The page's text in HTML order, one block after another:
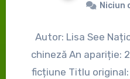
Niciun
Autor: Lisa See
chineză An apariție:
ficțiune Titlu